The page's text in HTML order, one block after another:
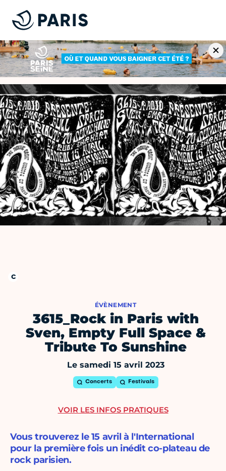
ÉVÈNEMENT
3615_Rock in Paris with
Sven, Empty Full Space &
Tribute To Sunshine
Le samedi 15 avril 2023
Concerts Festivals
Vous trouverez le 15 avril à l'International
pour la première fois un inédit co-plateau de
rock parisien.
VOIR LES INFOS PRATIQUES